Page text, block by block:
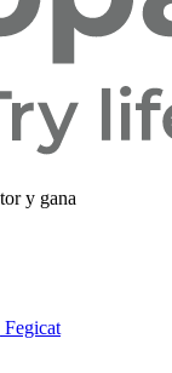
Fegicat
y gana